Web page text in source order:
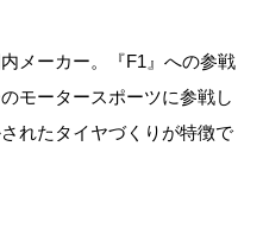
メーカー。『F1』への参戦
モータースポーツに参戦し
れたタイヤづくりが特徴で